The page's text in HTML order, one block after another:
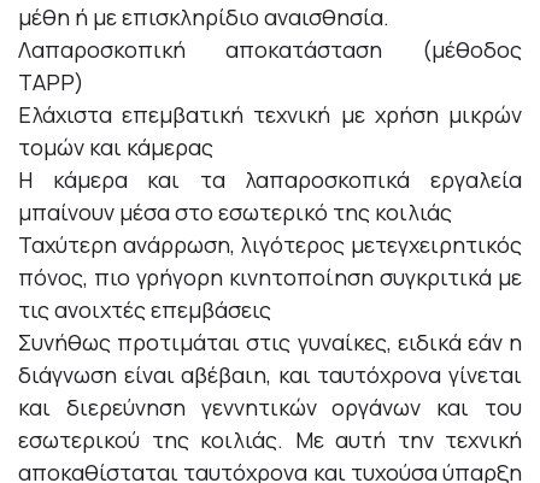
μέθη ή με επισκληρίδιο αναισθησία.
Λαπαροσκοπική αποκατάσταση (μέθοδος
TAPP)
Ελάχιστα επεμβατική τεχνική με χρήση μικρών
τομών και κάμερας
Η κάμερα και τα λαπαροσκοπικά εργαλεία
μπαίνουν μέσα στο εσωτερικό της κοιλιάς
Ταχύτερη ανάρρωση, λιγότερος μετεγχειρητικός
πόνος, πιο γρήγορη κινητοποίηση συγκριτικά με
τις ανοιχτές επεμβάσεις
Συνήθως προτιμάται στις γυναίκες, ειδικά εάν η
διάγνωση είναι αβέβαιη, και ταυτόχρονα γίνεται
και διερεύνηση γεννητικών οργάνων και του
εσωτερικού της κοιλιάς. Με αυτή την τεχνική
αποκαθίσταται ταυτόχρονα και τυχούσα ύπαρξη